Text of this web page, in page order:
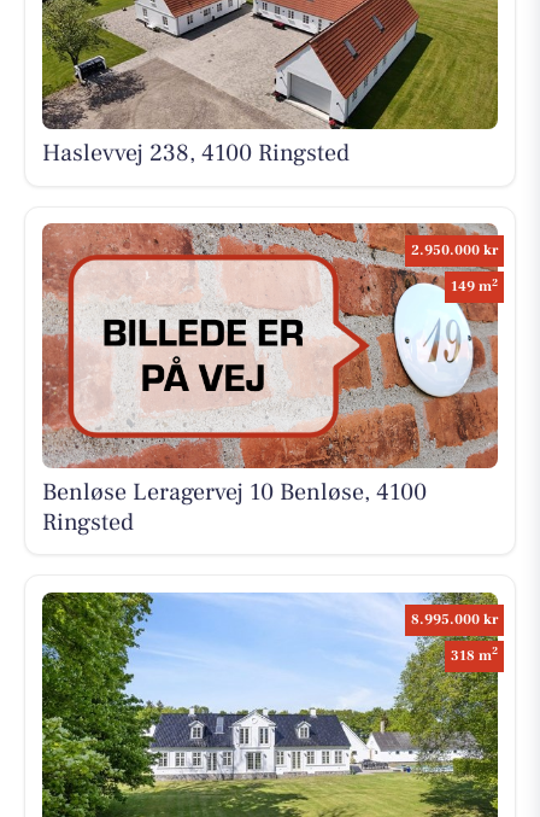
Haslevvej 238, 4100 Ringsted
2.950.000 kr
149 m2
Benløse Leragervej 10 Benløse, 4100
Ringsted
8.995.000 kr
318 m2